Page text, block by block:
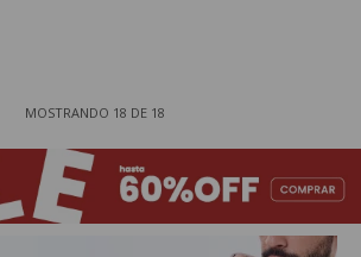
MOSTRANDO 18 DE 18